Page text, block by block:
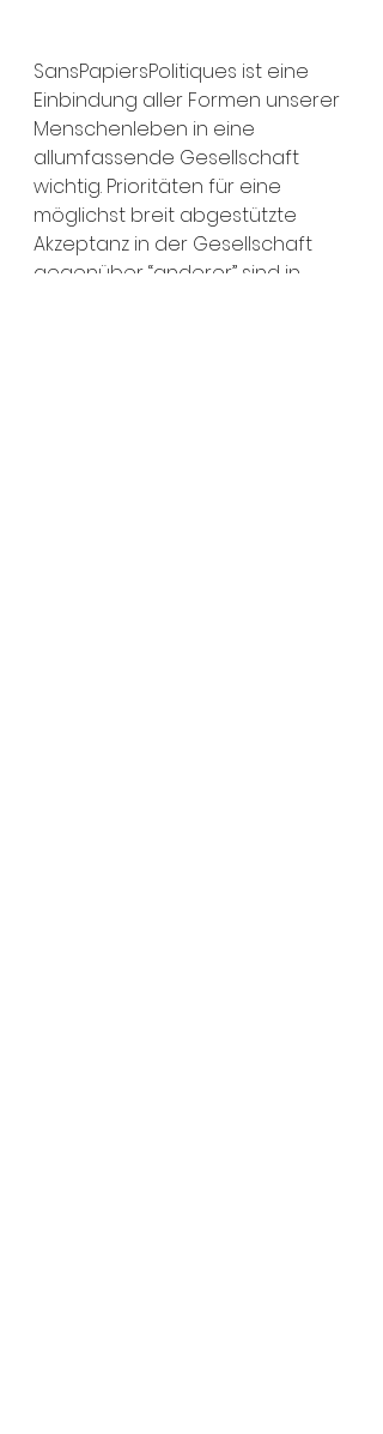
SansPapiersPolitiques ist eine
Einbindung aller Formen unserer
Menschenleben in eine
allumfassende Gesellschaft
wichtig. Prioritäten für eine
möglichst breit abgestützte
Akzeptanz in der Gesellschaft
gegenüber “anderer” sind in